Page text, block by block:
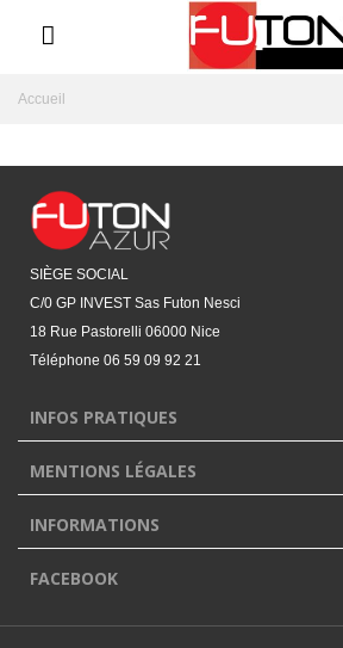
Accueil
SIÈGE SOCIAL
C/0 GP INVEST Sas Futon Nesci
18 Rue Pastorelli 06000 Nice
Téléphone 06 59 09 92 21‬
INFOS PRATIQUES
MENTIONS LÉGALES
INFORMATIONS
FACEBOOK